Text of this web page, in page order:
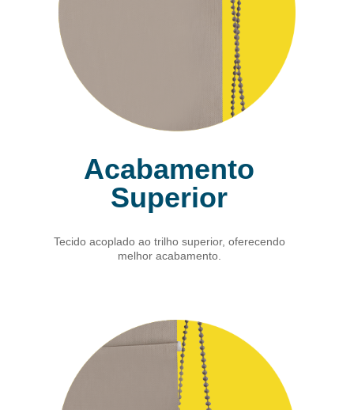
Acabamento
Superior
Tecido acoplado ao trilho superior, oferecendo
melhor acabamento.